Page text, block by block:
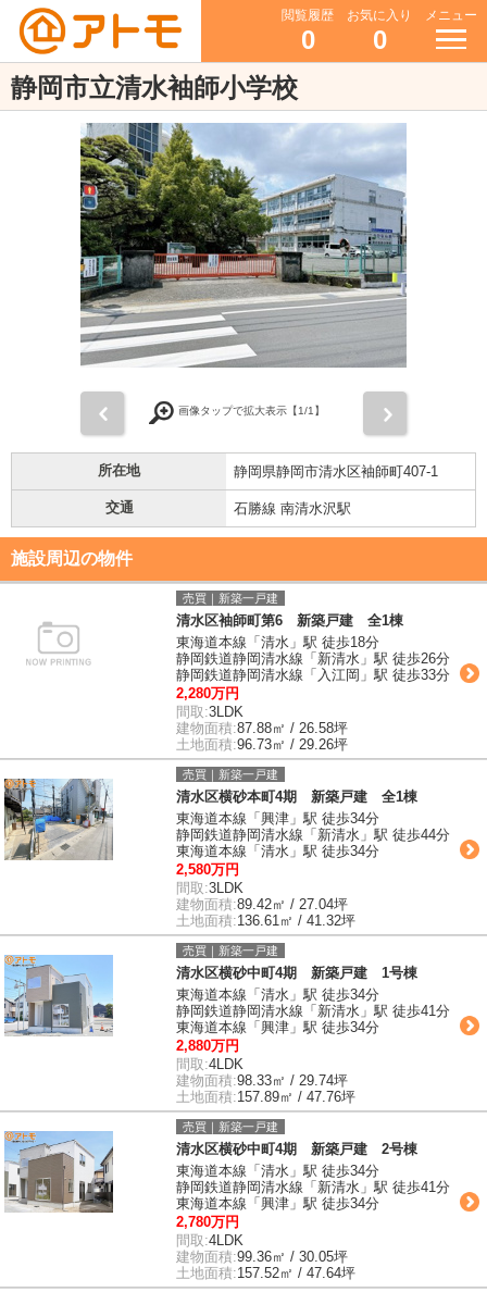
閲覧履歴
0
お気に入り
0
メニュー
静岡市立清水袖師小学校
画像タップで拡大表示【1/1】
所在地 静岡県静岡市清水区袖師町407-1
交通 石勝線 南清水沢駅
施設周辺の物件
売買｜新築一戸建
清水区袖師町第6 新築戸建 全1棟
東海道本線「清水」駅 徒歩18分
静岡鉄道静岡清水線「新清水」駅 徒歩26分
静岡鉄道静岡清水線「入江岡」駅 徒歩33分
2,280万円
間取:3LDK
建物面積:87.88㎡ / 26.58坪
土地面積:96.73㎡ / 29.26坪
売買｜新築一戸建
清水区横砂本町4期 新築戸建 全1棟
東海道本線「興津」駅 徒歩34分
静岡鉄道静岡清水線「新清水」駅 徒歩44分
東海道本線「清水」駅 徒歩34分
2,580万円
間取:3LDK
建物面積:89.42㎡ / 27.04坪
土地面積:136.61㎡ / 41.32坪
売買｜新築一戸建
清水区横砂中町4期 新築戸建 1号棟
東海道本線「清水」駅 徒歩34分
静岡鉄道静岡清水線「新清水」駅 徒歩41分
東海道本線「興津」駅 徒歩34分
2,880万円
間取:4LDK
建物面積:98.33㎡ / 29.74坪
土地面積:157.89㎡ / 47.76坪
売買｜新築一戸建
清水区横砂中町4期 新築戸建 2号棟
東海道本線「清水」駅 徒歩34分
静岡鉄道静岡清水線「新清水」駅 徒歩41分
東海道本線「興津」駅 徒歩34分
2,780万円
間取:4LDK
建物面積:99.36㎡ / 30.05坪
土地面積:157.52㎡ / 47.64坪